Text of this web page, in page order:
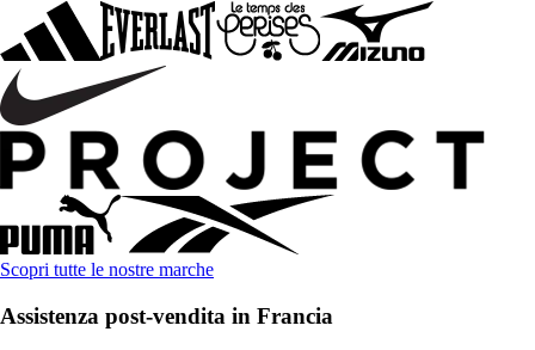
Scopri tutte le nostre marche
Assistenza post-vendita in Francia